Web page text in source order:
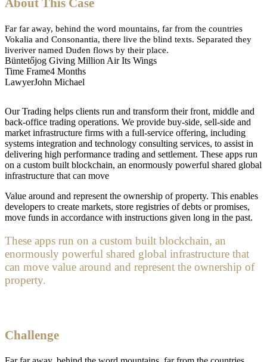
About This Case
Far far away, behind the word mountains, far from the countries
Vokalia and Consonantia, there live the blind texts. Separated they
liveriver named Duden flows by their place.
Büntetőjog Giving Million Air Its Wings
Time Frame4 Months
LawyerJohn Michael
Our Trading helps clients run and transform their front, middle and
back-office trading operations. We provide buy-side, sell-side and
market infrastructure firms with a full-service offering, including
systems integration and technology consulting services, to assist in
delivering high performance trading and settlement. These apps run
on a custom built blockchain, an enormously powerful shared global
infrastructure that can move
Value around and represent the ownership of property. This enables
developers to create markets, store registries of debts or promises,
move funds in accordance with instructions given long in the past.
These apps run on a custom built blockchain, an
enormously powerful shared global infrastructure that
can move value around and represent the ownership of
property.
Challenge